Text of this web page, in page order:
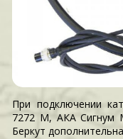
При подключении
7272 М, АКА
Беркут